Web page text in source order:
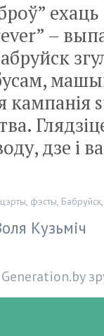
ехаць
–
кампанія
дзе і
, фэсты, Бабруйск
Кузьміч